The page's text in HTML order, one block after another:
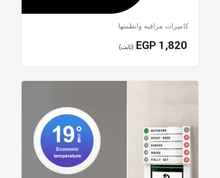
كاميرات مراقبه وانظمتها
EGP 1,820 (ثابت)